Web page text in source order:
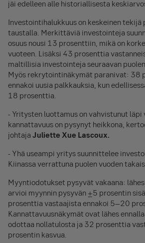
jäi edelleen alle historiallisesta
Investointihalukkuus on keskeinen tekijä
taustalla. Merkittäviä investointeja
osuus nousi 13 prosenttiin, mikä on
vuoteen. Lisäksi 43 prosenttia
maltillisia investointeja seuraavan
Myös rekrytointinäkymät paranivat: 38
ennakoi uusia palkkauksia, kun
18 prosenttia.
- Yritysten luottamus on vahvistunut
kannattavuus on pysynyt heikkona,
johtaja Juliette Xue Lascoux.
- Yhä useampi yritys suunnittelee
Kiinassa verrattuna puolen vuoden
Myyntiodotukset pysyvät vakaana:
arvioi myynnin pysyvän ±5 prosentin
prosenttia vastaajista ennakoi 5–20
Kannattavuusnäkymät ovat lähes
odottaa nollatulosta ja 32 prosenttia
prosentin kasvua.